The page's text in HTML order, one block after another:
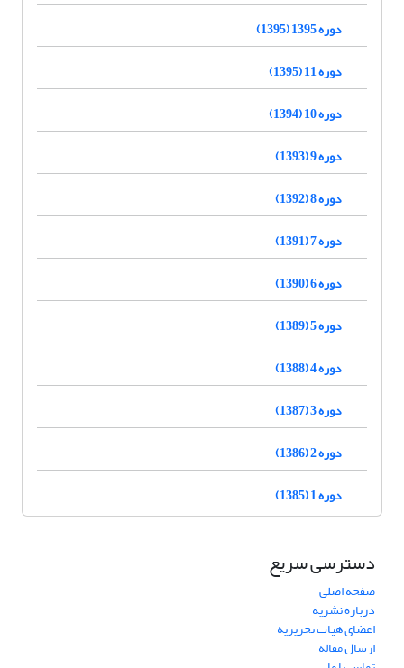
دوره 1395 (1395)
دوره 11 (1395)
دوره 10 (1394)
دوره 9 (1393)
دوره 8 (1392)
دوره 7 (1391)
دوره 6 (1390)
دوره 5 (1389)
دوره 4 (1388)
دوره 3 (1387)
دوره 2 (1386)
دوره 1 (1385)
دسترسی سریع
صفحه اصلی
درباره نشریه
اعضای هیات تحریریه
ارسال مقاله